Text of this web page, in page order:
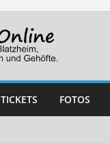
TICKETS FOTOS